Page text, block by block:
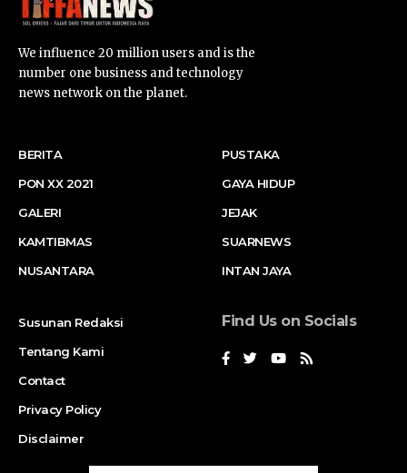
We influence 20 million users and is the
number one business and technology
news network on the planet.
BERITA
PON XX 2021
GALERI
KAMTIBMAS
NUSANTARA
PUSTAKA
GAYA HIDUP
JEJAK
SUARNEWS
INTAN JAYA
Susunan Redaksi
Tentang Kami
Contact
Privacy Policy
Disclaimer
Find Us on Socials